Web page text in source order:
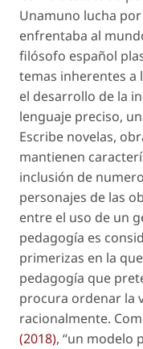
Unamuno lucha
enfrentaba al
filósofo español
temas inherentes a
el desarrollo de la
lenguaje preciso,
Escribe novelas,
mantienen
inclusión de
personajes de las
entre el uso de un
pedagogía es
primerizas en la
pedagogía que
procura ordenar la
racionalmente.
(2018), “un modelo